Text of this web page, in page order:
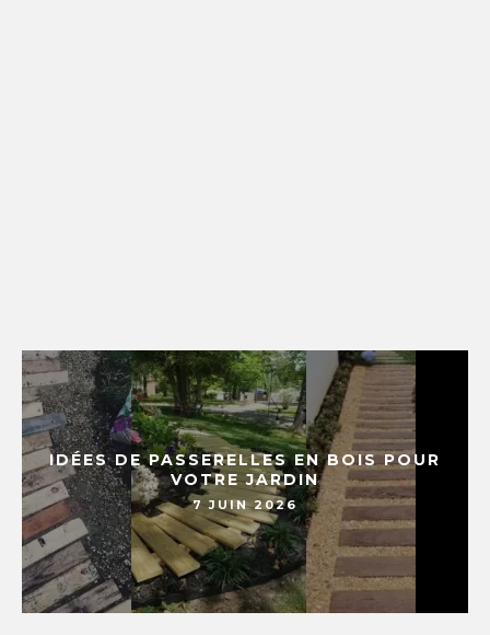
IDÉES DE PASSERELLES EN BOIS POUR
VOTRE JARDIN
7 JUIN 2026